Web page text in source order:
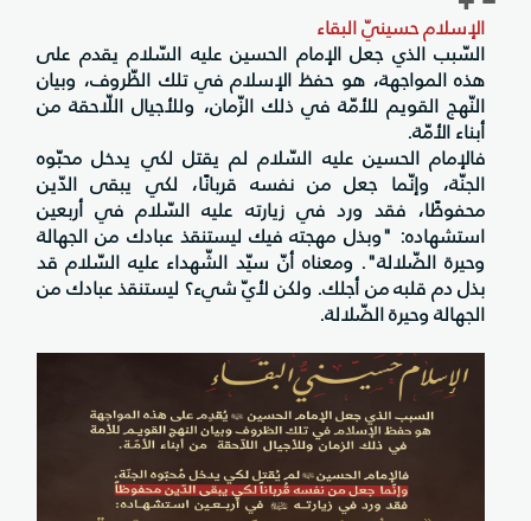
الإسلام حسينيّ البقاء
السّبب الذي جعل الإمام الحسين عليه السّلام يقدم على
هذه المواجهة، هو حفظ الإسلام في تلك الظّروف، وبيان
النّهج القويم للأمّة في ذلك الزّمان، وللأجيال اللّاحقة من
أبناء الأمّة.
فالإمام الحسين عليه السّلام لم يقتل لكي يدخل محبّوه
الجنّة، وإنّما جعل من نفسه قربانًا، لكي يبقى الدّين
محفوظًا، فقد ورد في زيارته عليه السّلام في أربعين
استشهاده: "وبذل مهجته فيك ليستنقذ عبادك من الجهالة
وحيرة الضّلالة". ومعناه أنّ سيّد الشّهداء عليه السّلام قد
بذل دم قلبه من أجلك. ولكن لأيّ شيء؟ ليستنقذ عبادك من
الجهالة وحيرة الضّلالة.